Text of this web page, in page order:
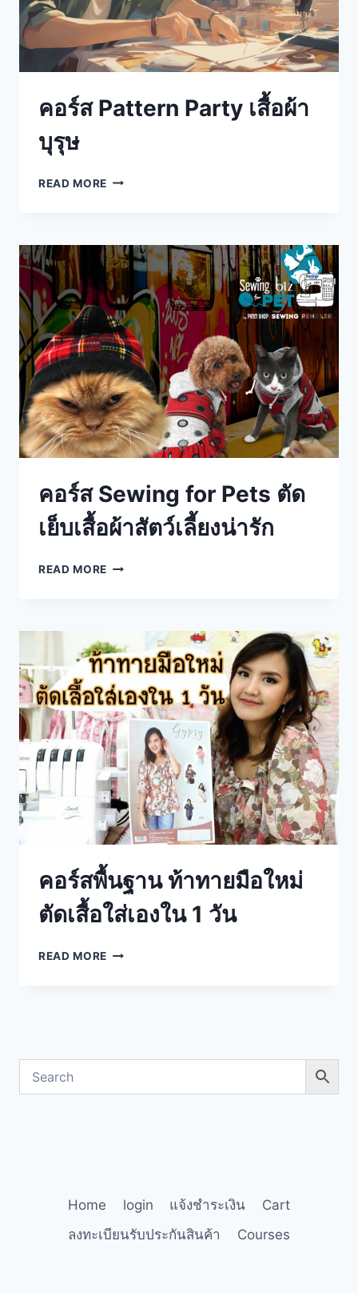
คอร์ส Pattern Party เสื้อผ้า
บุรุษ
READ MORE
คอร์ส Sewing for Pets ตัด
เย็บเสื้อผ้าสัตว์เลี้ยงน่ารัก
READ MORE
คอร์สพื้นฐาน ท้าทายมือใหม่
ตัดเสื้อใส่เองใน 1 วัน
READ MORE
Home login แจ้งชำระเงิน
Cart
ลงทะเบียนรับประกันสินค้า
Courses